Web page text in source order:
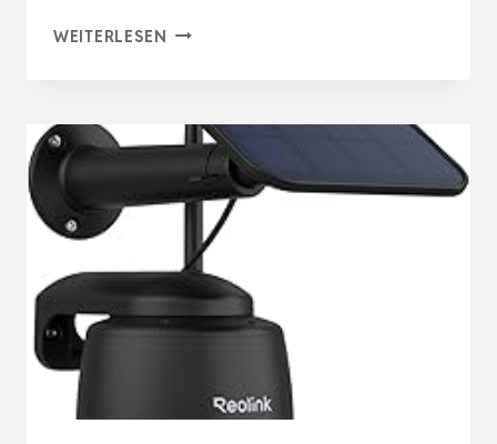
WEITERLESEN EMPORIA
3-
PHASEN
SMART
HOME
ENERGY
MONITOR
–